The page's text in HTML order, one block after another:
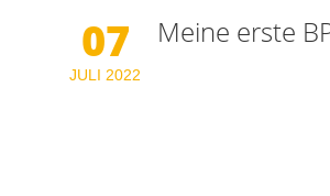
07
JULI 2022
Meine erste